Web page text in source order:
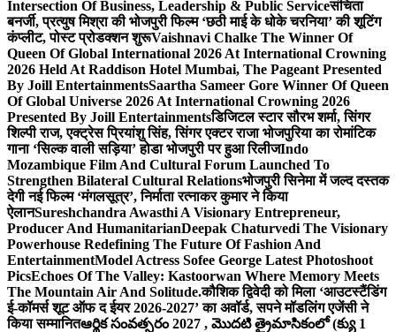
Intersection Of Business, Leadership & Public Serviceसंचिता
बनर्जी, प्रत्युष मिश्रा की भोजपुरी फिल्म ‘छठी माई के धोके चरनिया’ की शूटिंग
कंप्लीट, पोस्ट प्रोडक्शन शुरूVaishnavi Chalke The Winner Of
Queen Of Global International 2026 At International Crowning
2026 Held At Raddison Hotel Mumbai, The Pageant Presented
By Joill EntertainmentsSaartha Sameer Gore Winner Of Queen
Of Global Universe 2026 At International Crowning 2026
Presented By Joill Entertainmentsडिजिटल स्टार सौरभ शर्मा, सिंगर
शिल्पी राज, एक्ट्रेस प्रियांशु सिंह, सिंगर एक्टर राजा भोजपुरिया का रोमांटिक
गाना ‘सिल्क वाली सड़िया’ होडा भोजपुरी पर हुआ रिलीजIndo
Mozambique Film And Cultural Forum Launched To
Strengthen Bilateral Cultural Relationsभोजपुरी सिनेमा में जल्द दस्तक
देगी नई फिल्म ‘मंगलसूत्र’, निर्माता रत्नाकर कुमार ने किया
ऐलानSureshchandra Awasthi A Visionary Entrepreneur,
Producer And HumanitarianDeepak Chaturvedi The Visionary
Powerhouse Redefining The Future Of Fashion And
EntertainmentModel Actress Sofee George Latest Photoshoot
PicsEchoes Of The Valley: Kastoorwan Where Memory Meets
The Mountain Air And Solitude.कौशिक द्विवेदी को मिला ‘आउटस्टैंडिंग
ई-कॉमर्स शूट ऑफ द ईयर 2026-2027’ का अवॉर्ड, सपने मॉडलिंग एजेंसी ने
किया सम्मानितఆర్థిక సంవత్సరం 2027 , మొదటి త్రైమాసికంలో (క్యు 1